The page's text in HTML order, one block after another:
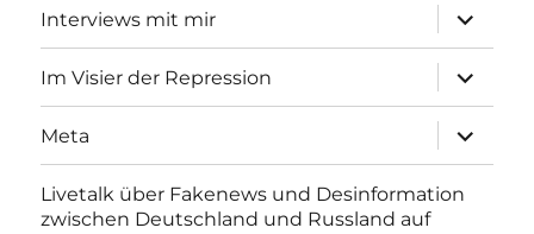
Interviews mit mir
anzeigen
Im Visier der Repression
anzeigen
Meta
anzeigen
Livetalk über Fakenews und Desinformation
zwischen Deutschland und Russland auf